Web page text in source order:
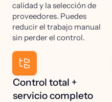
calidad y la selección de
proveedores. Puedes
reducir el trabajo manual
sin perder el control.
Control total +
servicio completo